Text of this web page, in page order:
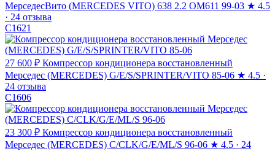
МерседесВито (MERCEDES VITO) 638 2.2 OM611 99-03 ★ 4.5
· 24 отзыва
C1621
27 600 ₽ Компрессор кондиционера восстановленный
Мерседес (MERCEDES) G/E/S/SPRINTER/VITO 85-06 ★ 4.5 ·
24 отзыва
C1606
23 300 ₽ Компрессор кондиционера восстановленный
Мерседес (MERCEDES) C/CLK/G/E/ML/S 96-06 ★ 4.5 · 24